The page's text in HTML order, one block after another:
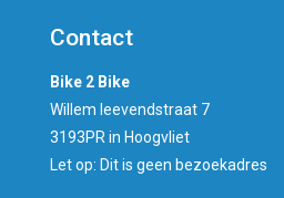
Contact
Bike 2 Bike
Willem leevendstraat 7
3193PR in Hoogvliet
Let op: Dit is geen bezoekadres